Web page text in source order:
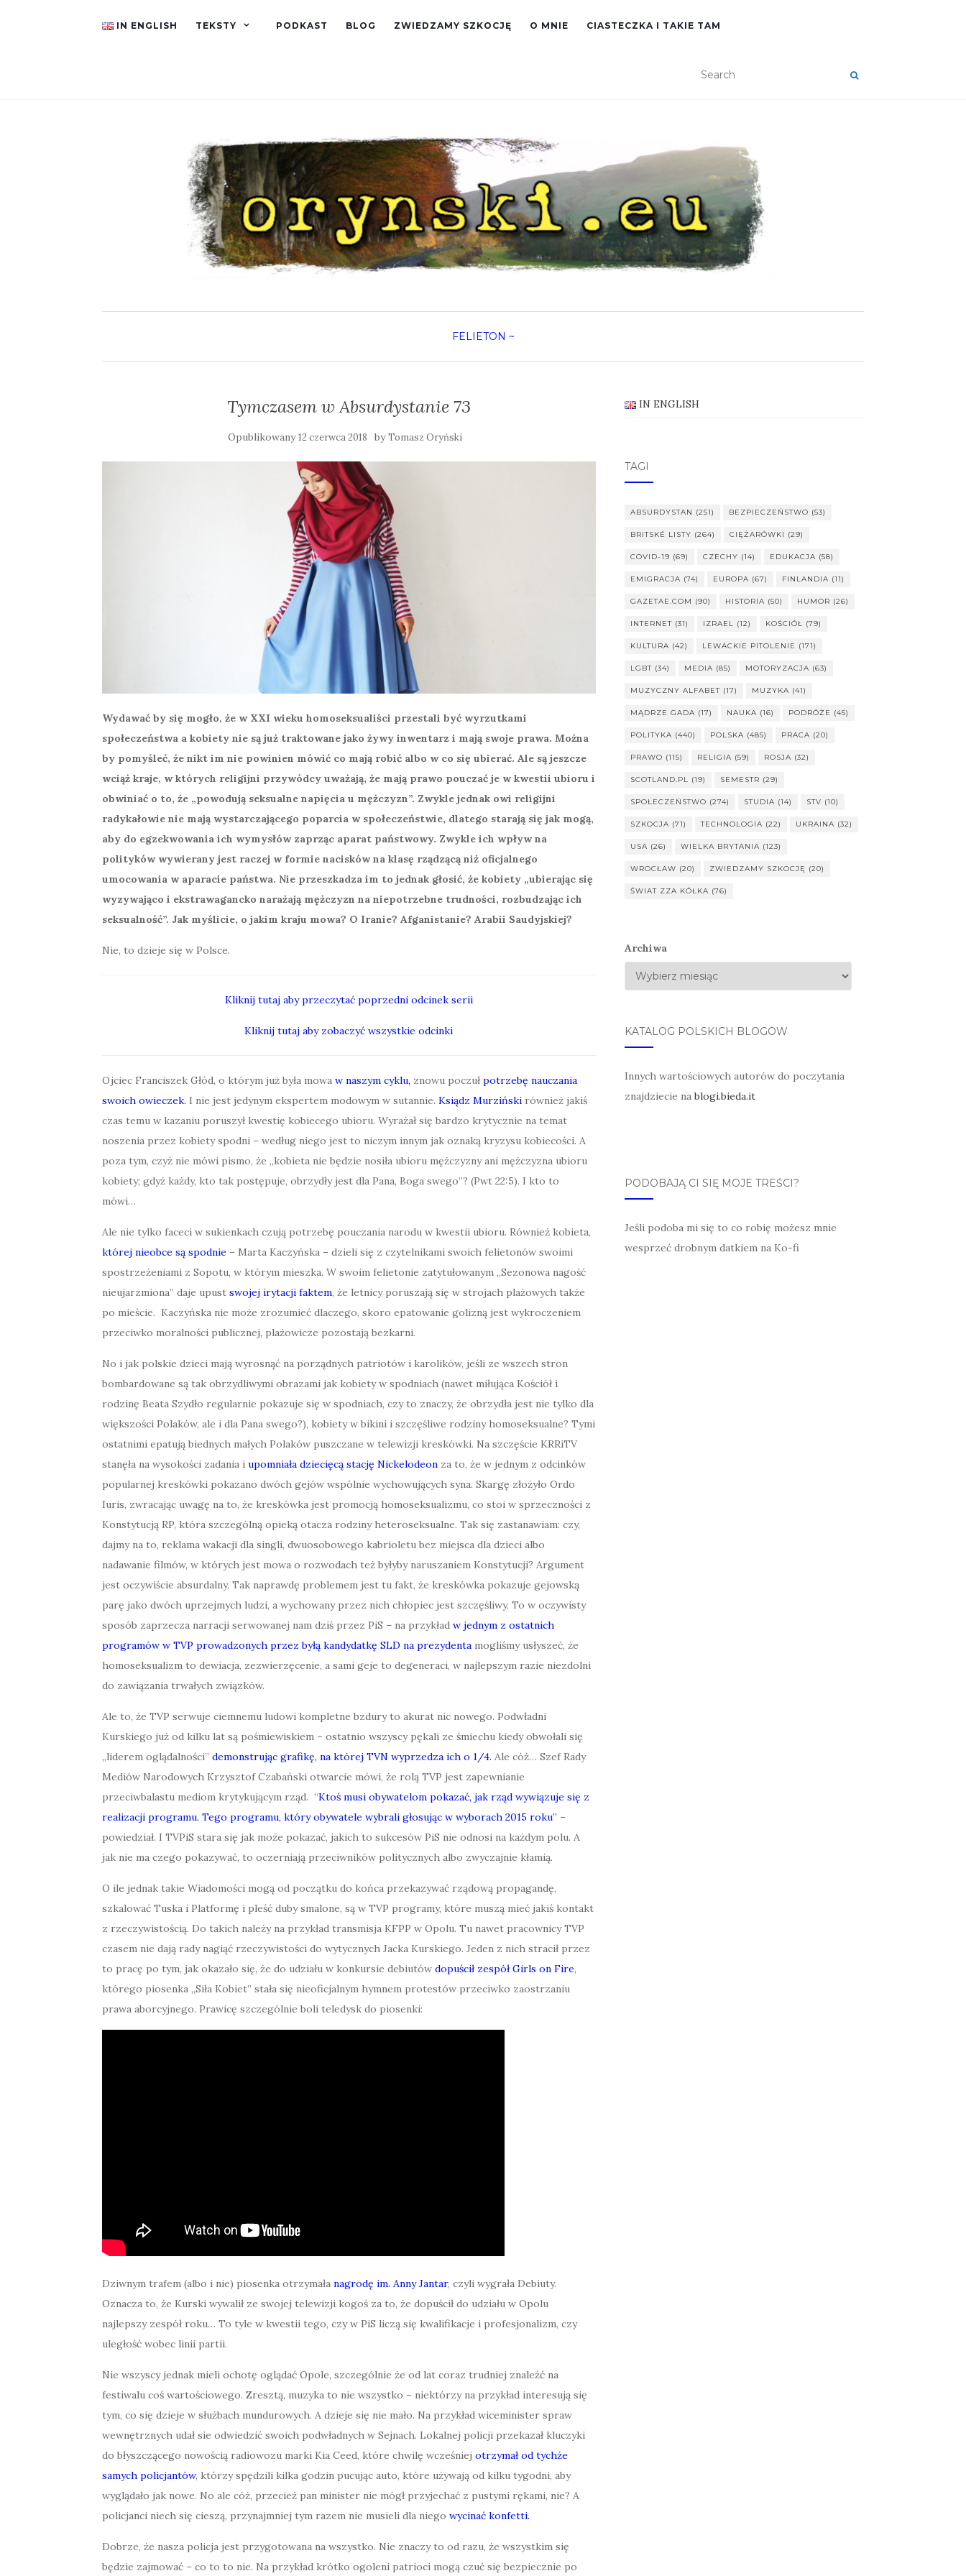
IN ENGLISH TEKSTY PODKAST BLOG ZWIEDZAMY SZKOCJĘ O MNIE CIASTECZKA I TAKIE TAM
FELIETON ~
Tymczasem w Absurdystanie 73
Opublikowany12 czerwca 2018 byTomasz Oryński
Wydawać by się mogło, że w XXI wieku homoseksualiści przestali być wyrzutkami
społeczeństwa a kobiety nie są już traktowane jako żywy inwentarz i mają swoje prawa. Można
by pomyśleć, że nikt im nie powinien mówić co mają robić albo w co się ubierać. Ale są jeszcze
wciąż kraje, w których religijni przywódcy uważają, że mają prawo pouczać je w kwestii ubioru i
obwiniać o to, że „powodują seksualne napięcia u mężczyzn”. Zwykle jednak owi religijni
radykałowie nie mają wystarczającego poparcia w społeczeństwie, dlatego starają się jak mogą,
aby do egzekwowania ich wymysłów zaprząc aparat państwowy. Zwykle ich wpływ na
polityków wywierany jest raczej w formie nacisków na klasę rządzącą niż oficjalnego
umocowania w aparacie państwa. Nie przeszkadza im to jednak głosić, że kobiety „ubierając się
wyzywająco i ekstrawagancko narażają mężczyzn na niepotrzebne trudności, rozbudzając ich
seksualność”. Jak myślicie, o jakim kraju mowa? O Iranie? Afganistanie? Arabii Saudyjskiej?
Nie, to dzieje się w Polsce.
Kliknij tutaj aby przeczytać poprzedni odcinek serii
Kliknij tutaj aby zobaczyć wszystkie odcinki
Ojciec Franciszek Głód, o którym już była mowa w naszym cyklu, znowu poczułpotrzebę nauczania
swoich owieczek. I nie jest jedynym ekspertem modowym w sutannie. Ksiądz Murziński również jakiś
czas temu w kazaniu poruszył kwestię kobiecego ubioru. Wyrażał się bardzo krytycznie na temat
noszenia przez kobiety spodni – według niego jest to niczym innym jak oznaką kryzysu kobiecości. A
poza tym, czyż nie mówi pismo, że „kobieta nie będzie nosiła ubioru mężczyzny ani mężczyzna ubioru
kobiety; gdyż każdy, kto tak postępuje, obrzydły jest dla Pana, Boga swego”? (Pwt 22:5). I kto to
mówi…
Ale nie tylko faceci w sukienkach czują potrzebę pouczania narodu w kwestii ubioru. Również kobieta,
której nieobce są spodnie – Marta Kaczyńska – dzieli się z czytelnikami swoich felietonów swoimi
spostrzeżeniami z Sopotu, w którym mieszka. W swoim felietonie zatytułowanym „Sezonowa nagość
nieujarzmiona” daje upust swojej irytacji faktem, że letnicy poruszają się w strojach plażowych także
po mieście. Kaczyńska nie może zrozumieć dlaczego, skoro epatowanie golizną jest wykroczeniem
przeciwko moralności publicznej, plażowicze pozostają bezkarni.
No i jak polskie dzieci mają wyrosnąć na porządnych patriotów i karolików, jeśli ze wszech stron
bombardowane są tak obrzydliwymi obrazami jak kobiety w spodniach (nawet miłująca Kościół i
rodzinę Beata Szydło regularnie pokazuje się w spodniach, czy to znaczy, że obrzydła jest nie tylko dla
większości Polaków, ale i dla Pana swego?), kobiety w bikini i szczęśliwe rodziny homoseksualne? Tymi
ostatnimi epatują biednych małych Polaków puszczane w telewizji kreskówki. Na szczęście KRRiTV
stanęła na wysokości zadania i upomniała dziecięcą stację Nickelodeon za to, że w jednym z odcinków
popularnej kreskówki pokazano dwóch gejów wspólnie wychowujących syna. Skargę złożyło Ordo
Iuris, zwracając uwagę na to, że kreskówka jest promocją homoseksualizmu, co stoi w sprzeczności z
Konstytucją RP, która szczególną opieką otacza rodziny heteroseksualne. Tak się zastanawiam: czy,
dajmy na to, reklama wakacji dla singli, dwuosobowego kabrioletu bez miejsca dla dzieci albo
nadawanie filmów, w których jest mowa o rozwodach też byłyby naruszaniem Konstytucji? Argument
jest oczywiście absurdalny. Tak naprawdę problemem jest tu fakt, że kreskówka pokazuje gejowską
parę jako dwóch uprzejmych ludzi, a wychowany przez nich chłopiec jest szczęśliwy. To w oczywisty
sposób zaprzecza narracji serwowanej nam dziś przez PiS – na przykład w jednym z ostatnich
programów w TVP prowadzonych przez byłą kandydatkę SLD na prezydenta mogliśmy usłyszeć, że
homoseksualizm to dewiacja, zezwierzęcenie, a sami geje to degeneraci, w najlepszym razie niezdolni
do zawiązania trwałych związków.
Ale to, że TVP serwuje ciemnemu ludowi kompletne bzdury to akurat nic nowego. Podwładni
Kurskiego już od kilku lat są pośmiewiskiem – ostatnio wszyscy pękali ze śmiechu kiedy obwołali się
„liderem oglądalności” demonstrując grafikę, na której TVN wyprzedza ich o 1/4. Ale cóż… Szef Rady
Mediów Narodowych Krzysztof Czabański otwarcie mówi, że rolą TVP jest zapewnianie
przeciwbalastu mediom krytykującym rząd. “Ktoś musi obywatelom pokazać, jak rząd wywiązuje się z
realizacji programu. Tego programu, który obywatele wybrali głosując w wyborach 2015 roku” –
powiedział. I TVPiS stara się jak może pokazać, jakich to sukcesów PiS nie odnosi na każdym polu. A
jak nie ma czego pokazywać, to oczerniają przeciwników politycznych albo zwyczajnie kłamią.
O ile jednak takie Wiadomości mogą od początku do końca przekazywać rządową propagandę,
szkalować Tuska i Platformę i pleść duby smalone, są w TVP programy, które muszą mieć jakiś kontakt
z rzeczywistością. Do takich należy na przykład transmisja KFPP w Opolu. Tu nawet pracownicy TVP
czasem nie dają rady nagiąć rzeczywistości do wytycznych Jacka Kurskiego. Jeden z nich stracił przez
to pracę po tym, jak okazało się, że do udziału w konkursie debiutów dopuścił zespół Girls on Fire,
którego piosenka „Siła Kobiet” stała się nieoficjalnym hymnem protestów przeciwko zaostrzaniu
prawa aborcyjnego. Prawicę szczególnie boli teledysk do piosenki:
Dziwnym trafem (albo i nie) piosenka otrzymała nagrodę im. Anny Jantar, czyli wygrała Debiuty.
Oznacza to, że Kurski wywalił ze swojej telewizji kogoś za to, że dopuścił do udziału w Opolu
najlepszy zespół roku… To tyle w kwestii tego, czy w PiS liczą się kwalifikacje i profesjonalizm, czy
uległość wobec linii partii.
Nie wszyscy jednak mieli ochotę oglądać Opole, szczególnie że od lat coraz trudniej znaleźć na
festiwalu coś wartościowego. Zresztą, muzyka to nie wszystko – niektórzy na przykład interesują się
tym, co się dzieje w służbach mundurowych. A dzieje się nie mało. Na przykład wiceminister spraw
wewnętrznych udał sie odwiedzić swoich podwładnych w Sejnach. Lokalnej policji przekazał kluczyki
do błyszczącego nowością radiowozu marki Kia Ceed, które chwilę wcześniej otrzymał od tychże
samych policjantów, którzy spędzili kilka godzin pucując auto, które używają od kilku tygodni, aby
wyglądało jak nowe. No ale cóż, przecież pan minister nie mógł przyjechać z pustymi rękami, nie? A
policjanci niech się cieszą, przynajmniej tym razem nie musieli dla niego wycinać konfetti.
Dobrze, że nasza policja jest przygotowana na wszystko. Nie znaczy to od razu, że wszystkim się
będzie zajmować – co to to nie. Na przykład krótko ogoleni patrioci mogą czuć się bezpiecznie po
IN ENGLISH
TAGI
ABSURDYSTAN (251) BEZPIECZEŃSTWO (53)
BRITSKÉ LISTY (264) CIĘŻARÓWKI (29)
COVID-19 (69) CZECHY (14) EDUKACJA (58)
EMIGRACJA (74) EUROPA (67) FINLANDIA (11)
GAZETAE.COM (90) HISTORIA (50) HUMOR (26)
INTERNET(31) IZRAEL (12) KOŚCIÓŁ (79)
KULTURA (42) LEWACKIE PITOLENIE (171)
LGBT(34) MEDIA (85) MOTORYZACJA (63)
MUZYCZNY ALFABET(17) MUZYKA (41)
MĄDRZE GADA (17) NAUKA (16) PODRÓŻE (45)
POLITYKA (440) POLSKA (485) PRACA (20)
PRAWO (115) RELIGIA (59) ROSJA (32)
SCOTLAND.PL (19) SEMESTR (29)
SPOŁECZEŃSTWO (274) STUDIA (14) STV (10)
SZKOCJA (71) TECHNOLOGIA (22) UKRAINA (32)
USA (26) WIELKA BRYTANIA (123)
WROCŁAW (20) ZWIEDZAMY SZKOCJĘ (20)
ŚWIAT ZZA KÓŁKA (76)
Archiwa
KATALOG POLSKICH BLOGÓW
Innych wartościowych autorów do poczytania
znajdziecie nablogi.bieda.it
PODOBAJĄ CI SIĘ MOJE TREŚCI?
Jeśli podoba mi się to co robię możesz mnie
wesprzeć drobnym datkiem na Ko-fi